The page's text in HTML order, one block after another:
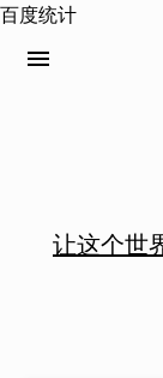
百度统计
menu
让这个世